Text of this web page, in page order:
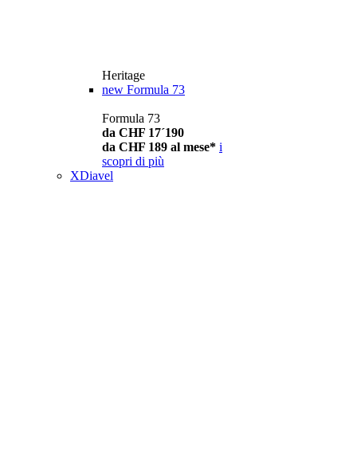
Heritage
new Formula 73
Formula 73
da CHF 17´190
da CHF 189 al mese* i
scopri di più
XDiavel